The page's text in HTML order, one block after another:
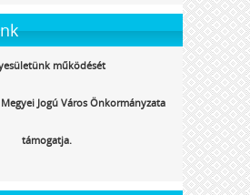
működését
Jogú Város Önkormányzata
támogatja.